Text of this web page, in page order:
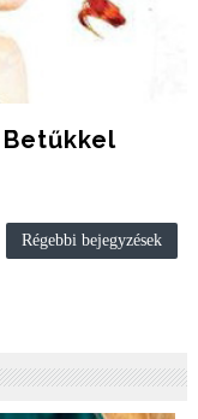
Betűkkel
Régebbi bejegyzések